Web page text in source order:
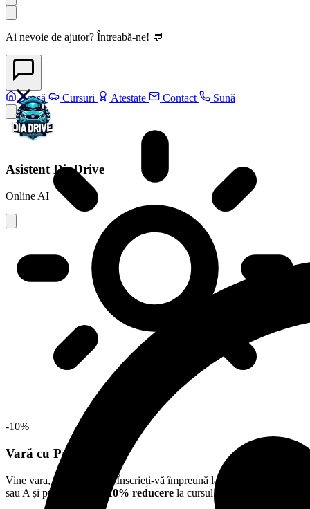
Ai nevoie de ajutor? Întreabă-ne! 💬
Asistent DiaDrive
Online AI
Acasă Cursuri Atestate Contact Sună
-10%
Vară cu Prietenii
Vine vara, vin amintirile. Înscrieți-vă împreună la categoria B, B1
sau A și primiți
fiecare 10% reducere la cursul complet.